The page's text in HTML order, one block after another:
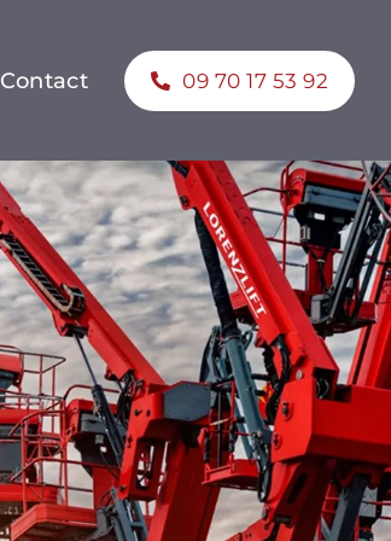
Contact 09 70 17 53 92